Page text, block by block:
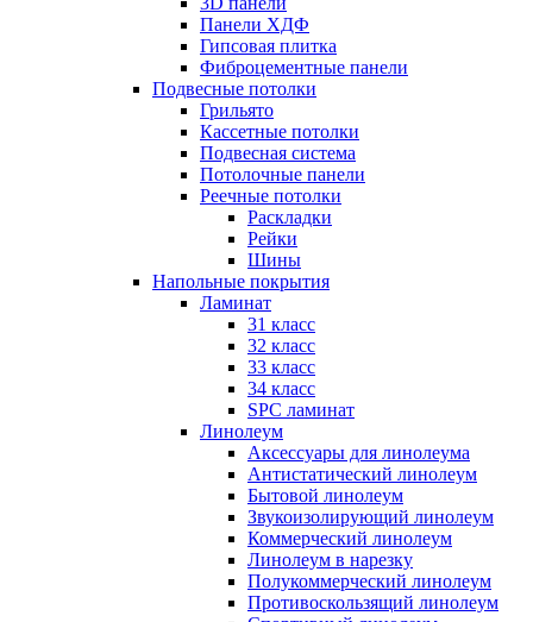
Панели ХДФ
Гипсовая плитка
Фиброцементные панели
Подвесные потолки
Грильято
Кассетные потолки
Подвесная система
Потолочные панели
Реечные потолки
Раскладки
Рейки
Шины
Напольные покрытия
Ламинат
31 класс
32 класс
33 класс
34 класс
SPC ламинат
Линолеум
Аксессуары для линолеума
Антистатический линолеум
Бытовой линолеум
Звукоизолирующий линолеум
Коммерческий линолеум
Линолеум в нарезку
Полукоммерческий линолеум
Противоскользящий линолеум